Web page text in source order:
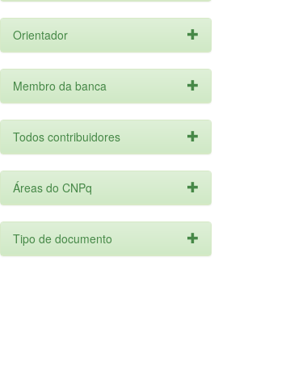
Orientador
Membro da banca
Todos contribuidores
Áreas do CNPq
Tipo de documento